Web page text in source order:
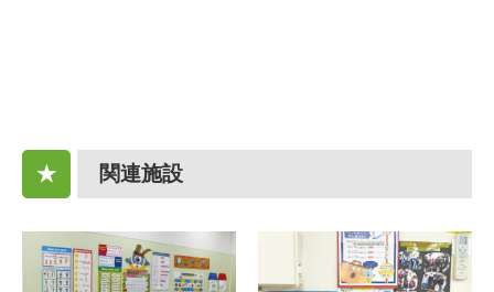
★ 関連施設